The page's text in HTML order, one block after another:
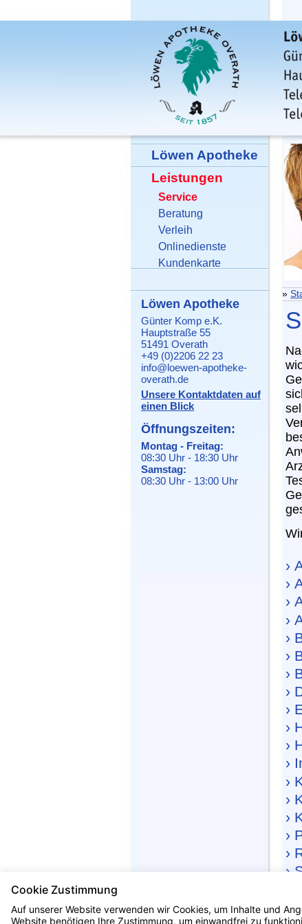
Löwen Apotheke
Leistungen
Service
Beratung
Verleih
Onlinedienste
Kundenkarte
Löwen Apotheke
Günter Komp e.K.
Hauptstraße 55
51491 Overath
+49 (0)2206 22 23
info@loewen-apotheke-
overath.de
Unsere Kontaktdaten auf
einen Blick
Öffnungszeiten:
Montag - Freitag:
08:30 Uhr - 18:30 Uhr
Samstag:
08:30 Uhr - 13:00 Uhr
»
›
›
›
›
›
›
›
›
›
›
›
›
›
›
›
›
›
›
›
Cookie Zustimmung
Auf unserer Website verwenden wir Cookies, um Inhalte und
Website benötigen Ihre Zustimmung, um einwandfrei zu